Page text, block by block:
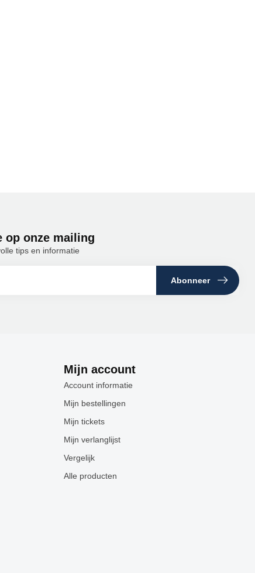
op onze mailing
tips en informatie
Abonneer
Mijn account
Account informatie
Mijn bestellingen
Mijn tickets
Mijn verlanglijst
Vergelijk
Alle producten